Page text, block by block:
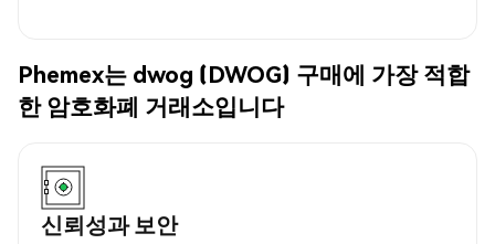
Phemex는 dwog (DWOG) 구매에 가장 적합
한 암호화폐 거래소입니다
신뢰성과 보안